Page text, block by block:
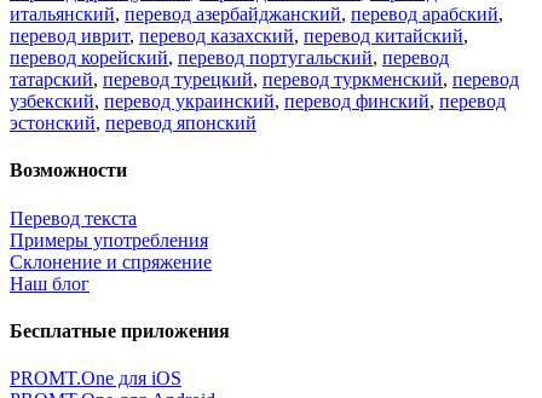
итальянский, перевод азербайджанский, перевод арабский,
перевод иврит, перевод казахский, перевод китайский,
перевод корейский, перевод португальский, перевод
татарский, перевод турецкий, перевод туркменский, перевод
узбекский, перевод украинский, перевод финский, перевод
эстонский, перевод японский
Возможности
Перевод текста
Примеры употребления
Склонение и спряжение
Наш блог
Бесплатные приложения
PROMT.One для iOS